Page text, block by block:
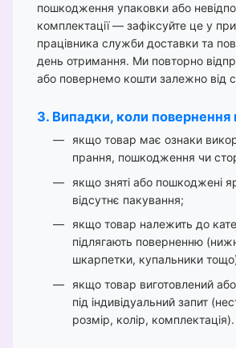
пошкодження упаковки або
комплектації — зафіксуйте це у
працівника служби доставки та
день отримання. Ми повторно
або повернемо кошти залежно від
3. Випадки, коли
якщо товар має ознаки
прання, пошкодження чи
якщо зняті або пошкоджені
відсутнє пакування;
якщо товар належить до
підлягають поверненню
шкарпетки, купальники
якщо товар виготовлений
під індивідуальний запит
розмір, колір, комплектація).